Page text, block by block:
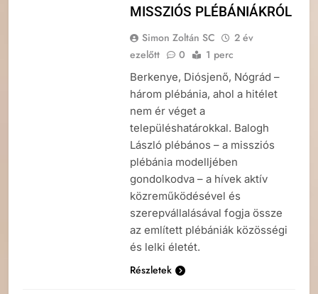
MISSZIÓS PLÉBÁNIÁKRÓL
Simon Zoltán SC
2 év
ezelőtt
0 1 perc
Berkenye, Diósjenő, Nógrád –
három plébánia, ahol a hitélet
nem ér véget a
településhatárokkal. Balogh
László plébános – a missziós
plébánia modelljében
gondolkodva – a hívek aktív
közreműködésével és
szerepvállalásával fogja össze
az említett plébániák közösségi
és lelki életét.
Részletek